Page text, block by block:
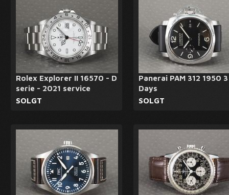
Rolex Explorer II 16570 - D
serie - 2021 service
SOLGT
Panerai PAM 312 1950 3
Days
SOLGT